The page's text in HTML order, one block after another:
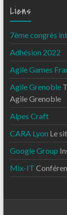
Liens
7ème congrès
Adhésion 2022
Agile Games
Agile Grenoble
Agile Grenoble
Alpes Craft
CARA Lyon Le
Google Group
Mix-IT